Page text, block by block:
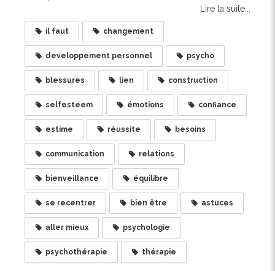
Lire la suite...
il faut changement
developpement personnel psycho
blessures lien construction
selfesteem émotions confiance
estime réussite besoins
communication relations
bienveillance équilibre
se recentrer bien être astuces
aller mieux psychologie
psychothérapie thérapie